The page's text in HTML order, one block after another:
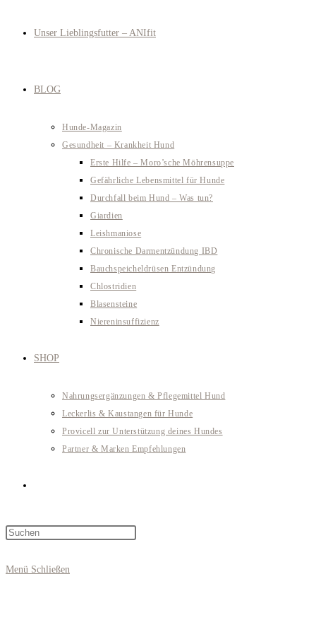
Unser Lieblingsfutter – ANIfit
BLOG
Hunde-Magazin
Gesundheit – Krankheit Hund
Erste Hilfe – Moro’sche Möhrensuppe
Gefährliche Lebensmittel für Hunde
Durchfall beim Hund – Was tun?
Giardien
Leishmaniose
Chronische Darmentzündung IBD
Bauchspeicheldrüsen Entzündung
Chlostridien
Blasensteine
Niereninsuffizienz
SHOP
Nahrungsergänzungen & Pflegemittel Hund
Leckerlis & Kaustangen für Hunde
Provicell zur Unterstützung deines Hundes
Partner & Marken Empfehlungen
Suche
Menü Schließen